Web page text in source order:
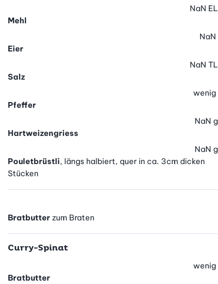
Mehl
NaN EL
Eier
NaN
Salz
NaN TL
Pfeffer
wenig
Hartweizengriess
NaN g
Pouletbrüstli, längs halbiert, quer in ca. 3cm dicken
Stücken
NaN g
Bratbutter zum Braten
Curry-Spinat
Bratbutter
wenig